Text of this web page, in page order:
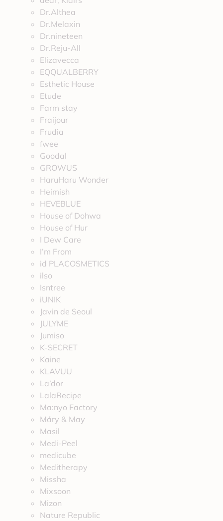
Dr.Althea
Dr.Melaxin
Dr.nineteen
Dr.Reju-All
Elizavecca
EQQUALBERRY
Esthetic House
Etude
Farm stay
Fraijour
Frudia
fwee
Goodal
GROWUS
HaruHaru Wonder
Heimish
HEVEBLUE
House of Dohwa
House of Hur
I Dew Care
I’m From
id PLACOSMETICS
ilso
Isntree
iUNIK
Javin de Seoul
JULYME
Jumiso
K-SECRET
Kaine
KLAVUU
La’dor
LalaRecipe
Ma:nyo Factory
Máry & May
Masil
Medi-Peel
medicube
Meditherapy
Missha
Mixsoon
Mizon
Nature Republic